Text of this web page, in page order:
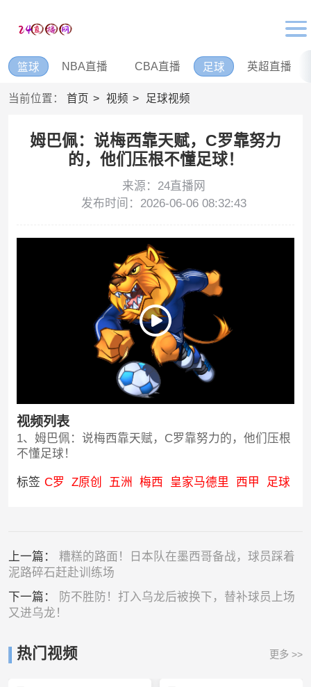
篮球 NBA直播 CBA直播 足球 英超直播
当前位置： 首页 视频 足球视频
姆巴佩：说梅西靠天赋，C罗靠努力
的，他们压根不懂足球！
来源：24直播网
发布时间：2026-06-06 08:32:43
视频列表
1、姆巴佩：说梅西靠天赋，C罗靠努力的，他们压根
不懂足球！
标签 C罗 Z原创 五洲 梅西 皇家马德里 西甲 足球
上一篇： 糟糕的路面！日本队在墨西哥备战，球员踩着
泥路碎石赶赴训练场
下一篇：
防不胜防！打入乌龙后被换下，替补球员上场
又进乌龙！
热门视频 更多 >>